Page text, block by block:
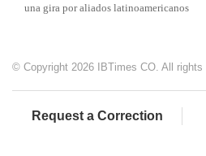
una gira por aliados latinoamericanos
© Copyright 2026 IBTimes CO. All rights
Request a Correction